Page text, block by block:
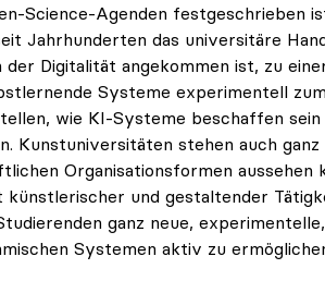
Science-Agenden festgeschrieben
Jahrhunderten das universitäre
Digitalität angekommen ist, zu
Systeme experimentell
wie KI-Systeme beschaffen sein
Kunstuniversitäten stehen auch
Organisationsformen aussehen
und gestaltender
ganz neue,
Systemen aktiv zu